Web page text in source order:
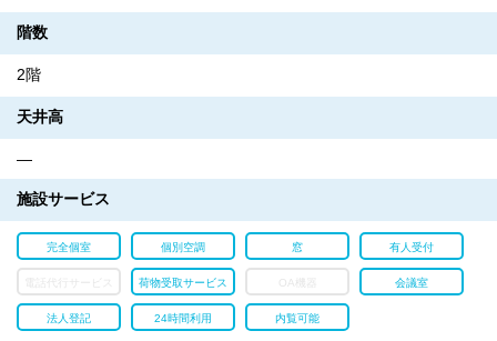
階数
2階
天井高
―
施設サービス
完全個室 個別空調 窓 有人受付
荷物受取サービス OA機器 会議室
法人登記 24時間利用 内覧可能